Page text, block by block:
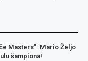
Masters”: Mario Željo
šampiona!